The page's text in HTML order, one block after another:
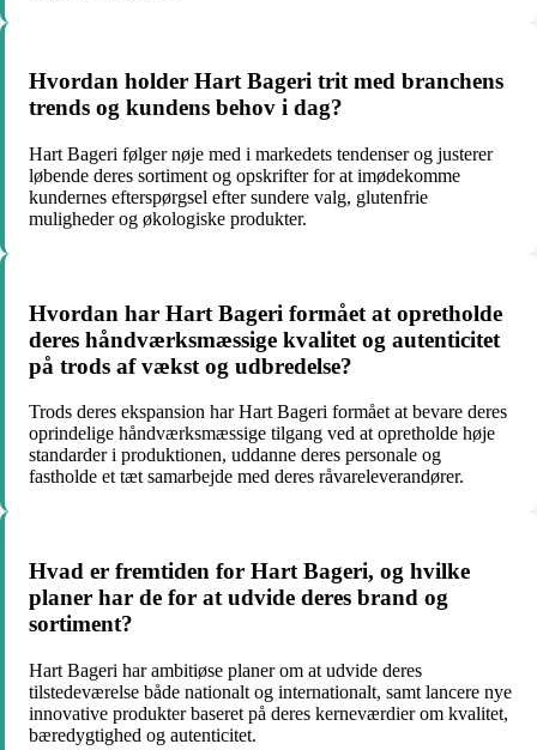
Hvordan holder Hart Bageri trit med branchens
trends og kundens behov i dag?
Hart Bageri følger nøje med i markedets tendenser og justerer
løbende deres sortiment og opskrifter for at imødekomme
kundernes efterspørgsel efter sundere valg, glutenfrie
muligheder og økologiske produkter.
Hvordan har Hart Bageri formået at opretholde
deres håndværksmæssige kvalitet og autenticitet
på trods af vækst og udbredelse?
Trods deres ekspansion har Hart Bageri formået at bevare deres
oprindelige håndværksmæssige tilgang ved at opretholde høje
standarder i produktionen, uddanne deres personale og
fastholde et tæt samarbejde med deres råvareleverandører.
Hvad er fremtiden for Hart Bageri, og hvilke
planer har de for at udvide deres brand og
sortiment?
Hart Bageri har ambitiøse planer om at udvide deres
tilstedeværelse både nationalt og internationalt, samt lancere nye
innovative produkter baseret på deres kerneværdier om kvalitet,
bæredygtighed og autenticitet.